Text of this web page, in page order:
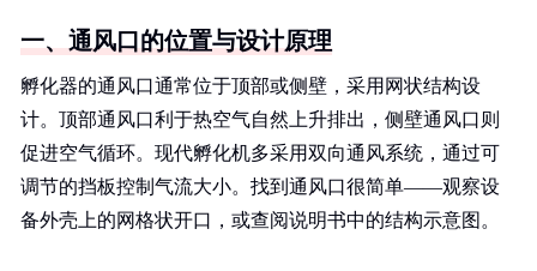
一、通风口的位置与设计原理
孵化器的通风口通常位于顶部或侧壁，采用网状结构设
计。顶部通风口利于热空气自然上升排出，侧壁通风口则
促进空气循环。现代孵化机多采用双向通风系统，通过可
调节的挡板控制气流大小。找到通风口很简单——观察设
备外壳上的网格状开口，或查阅说明书中的结构示意图。